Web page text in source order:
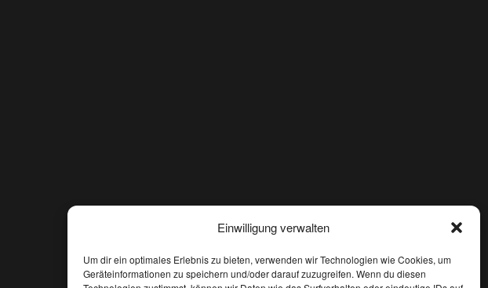
Einwilligung verwalten
Um dir ein optimales Erlebnis zu bieten, verwenden wir Technologien wie Cookies, um
Geräteinformationen zu speichern und/oder darauf zuzugreifen. Wenn du diesen